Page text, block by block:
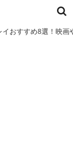
おすすめ8選！映